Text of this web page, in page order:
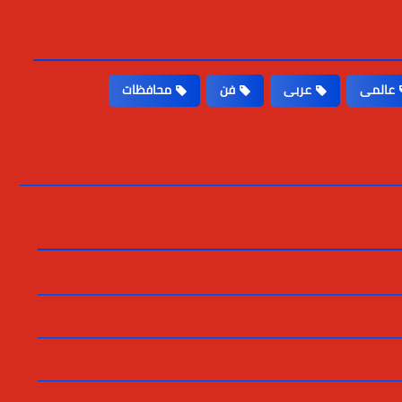
عالمى عربى فن محافظات